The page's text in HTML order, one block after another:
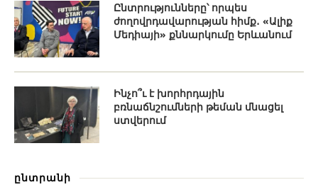
Ընտրությունները՝ որպես
ժողովրդավարության հիմք․ «Ալիք
Մեդիայի» քննարկումը Երևանում
Ինչո՞ւ է խորհրդային
բռնաճնշումների թեման մնացել
ստվերում
ընտրանի